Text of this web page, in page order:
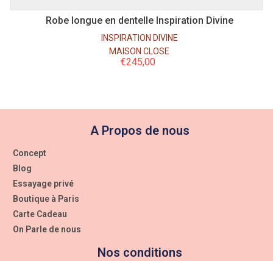
Robe longue en dentelle Inspiration Divine
INSPIRATION DIVINE
MAISON CLOSE
€245,00
A Propos de nous
Concept
Blog
Essayage privé
Boutique à Paris
Carte Cadeau
On Parle de nous
Nos conditions